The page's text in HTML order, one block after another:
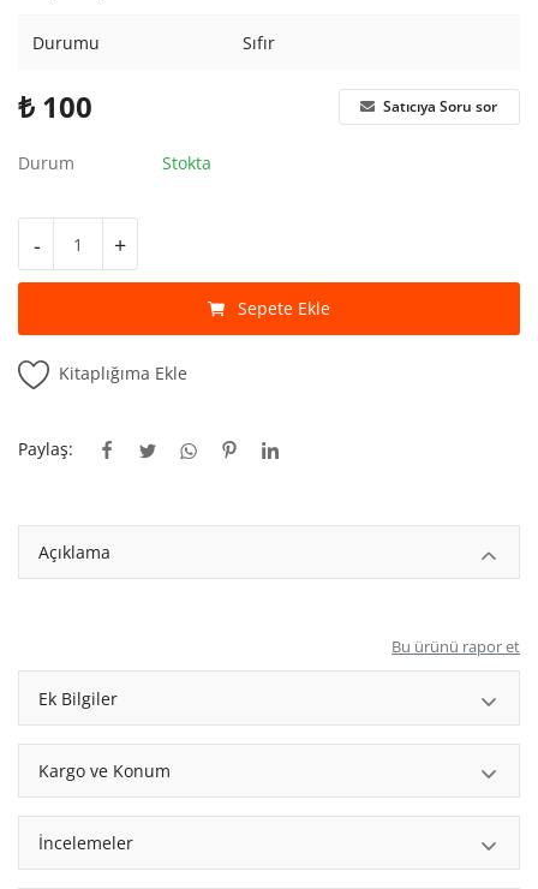
Destek Merkezi
Mağazalar
İletişim
TRY (₺)
Durumu Sıfır
₺ 100 Satıcıya Soru sor
Durum Stokta
- +
Sepete Ekle
Kitaplığıma Ekle
Paylaş:
Açıklama
Bu ürünü rapor et
Ek Bilgiler
Kargo ve Konum
İncelemeler